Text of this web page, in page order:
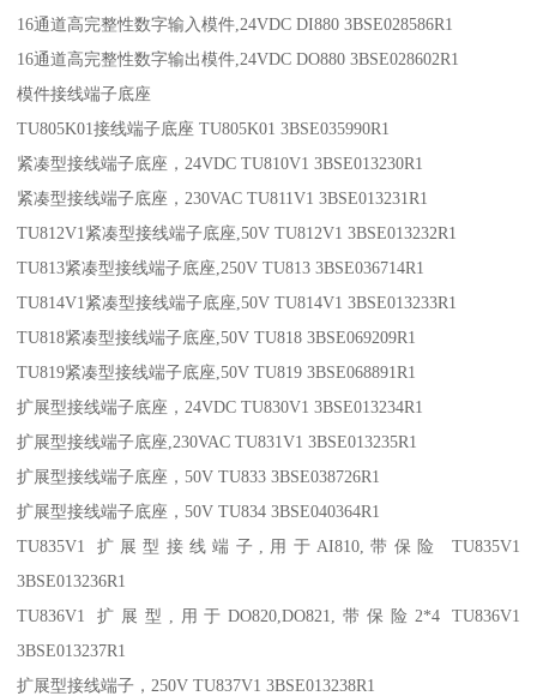
16通道高完整性数字输入模件,24VDC DI880 3BSE028586R1
16通道高完整性数字输出模件,24VDC DO880 3BSE028602R1
模件接线端子底座
TU805K01接线端子底座 TU805K01 3BSE035990R1
紧凑型接线端子底座，24VDC TU810V1 3BSE013230R1
紧凑型接线端子底座，230VAC TU811V1 3BSE013231R1
TU812V1紧凑型接线端子底座,50V TU812V1 3BSE013232R1
TU813紧凑型接线端子底座,250V TU813 3BSE036714R1
TU814V1紧凑型接线端子底座,50V TU814V1 3BSE013233R1
TU818紧凑型接线端子底座,50V TU818 3BSE069209R1
TU819紧凑型接线端子底座,50V TU819 3BSE068891R1
扩展型接线端子底座，24VDC TU830V1 3BSE013234R1
扩展型接线端子底座,230VAC TU831V1 3BSE013235R1
扩展型接线端子底座，50V TU833 3BSE038726R1
扩展型接线端子底座，50V TU834 3BSE040364R1
TU835V1 扩展型接线端子,用于AI810,带保险 TU835V1
3BSE013236R1
TU836V1 扩展型,用于DO820,DO821,带保险2*4 TU836V1
3BSE013237R1
扩展型接线端子，250V TU837V1 3BSE013238R1